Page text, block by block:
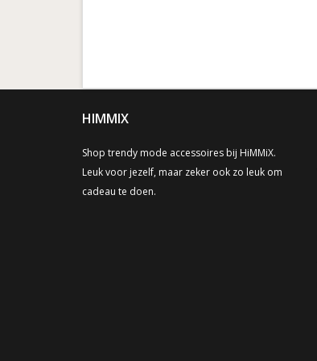
HIMMIX
Shop trendy mode accessoires bij HiMMiX.
Leuk voor jezelf, maar zeker ook zo leuk om
cadeau te doen.